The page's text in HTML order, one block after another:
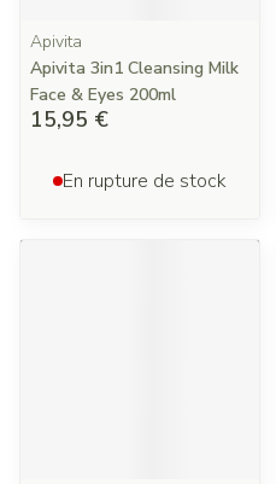
Apivita
Apivita 3in1 Cleansing Milk
Face & Eyes 200ml
15,95 €
En rupture de stock